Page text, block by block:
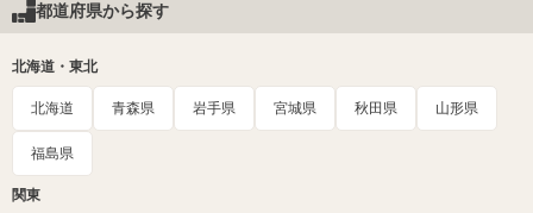
都道府県から探す
北海道・東北
北海道 青森県 岩手県 宮城県 秋田県 山形県
福島県
関東